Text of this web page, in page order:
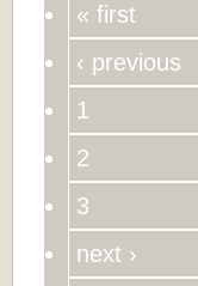
« first
‹ previous
1
2
3
next ›